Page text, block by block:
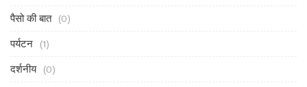
पैसो की बात (0)
पर्यटन (1)
दर्शनीय (0)